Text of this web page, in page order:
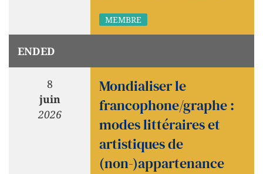
MEMBRE
ENDED
8
juin
2026
Mondialiser le
francophone/graphe :
modes littéraires et
artistiques de
(non-)appartenance